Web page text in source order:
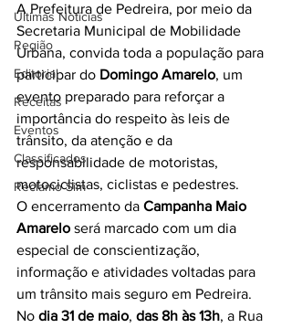
Últimas Notícias
Região
Editorial
Receitas
Eventos
Classificados
Reclamo Sim
A Prefeitura de Pedreira, por meio da
Secretaria Municipal de Mobilidade
Urbana, convida toda a população para
participar do Domingo Amarelo, um
evento preparado para reforçar a
importância do respeito às leis de
trânsito, da atenção e da
responsabilidade de motoristas,
motociclistas, ciclistas e pedestres.
O encerramento da Campanha Maio
Amarelo será marcado com um dia
especial de conscientização,
informação e atividades voltadas para
um trânsito mais seguro em Pedreira.
No dia 31 de maio, das 8h às 13h, a Rua